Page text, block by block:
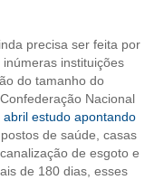
precisa ser feita por
instituições
do tamanho do
Nacional
estudo apontando
postos de saúde, casas
de esgoto e
de 180 dias, esses